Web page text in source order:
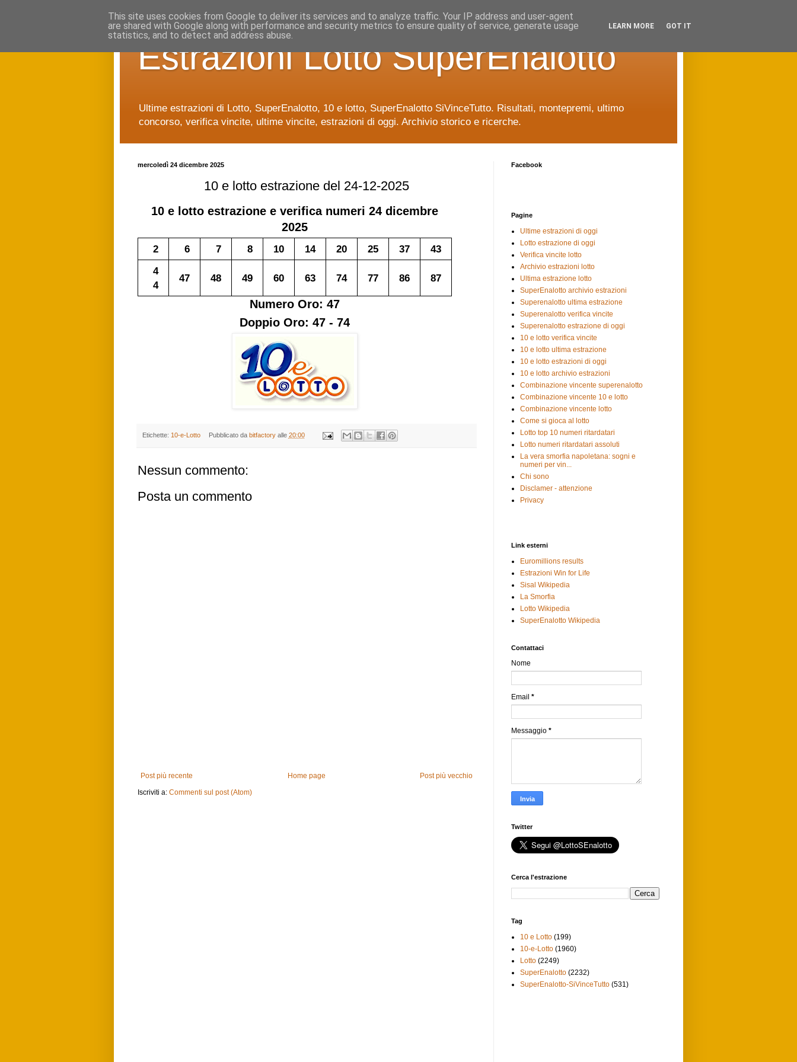
Estrazioni Lotto SuperEnalotto
Ultime estrazioni di Lotto, SuperEnalotto, 10 e lotto, SuperEnalotto SiVinceTutto. Risultati, montepremi, ultimo
concorso, verifica vincite, ultime vincite, estrazioni di oggi. Archivio storico e ricerche.
mercoledì 24 dicembre 2025
10 e lotto estrazione del 24-12-2025
10 e lotto estrazione e verifica numeri 24 dicembre
2025
2 6 7 8 10 14 20 25 37
43
4
4
47 48 49 60 63 74 77 86 87
Numero Oro: 47
Doppio Oro: 47 - 74
Etichette: 10-e-Lotto Pubblicato da bitfactory alle 20:00
Nessun commento:
Posta un commento
Post più recente Post più vecchio
Home page
Iscriviti a: Commenti sul post (Atom)
Facebook
Pagine
Ultime estrazioni di oggi
Lotto estrazione di oggi
Verifica vincite lotto
Archivio estrazioni lotto
Ultima estrazione lotto
SuperEnalotto archivio estrazioni
Superenalotto ultima estrazione
Superenalotto verifica vincite
Superenalotto estrazione di oggi
10 e lotto verifica vincite
10 e lotto ultima estrazione
10 e lotto estrazioni di oggi
10 e lotto archivio estrazioni
Combinazione vincente superenalotto
Combinazione vincente 10 e lotto
Combinazione vincente lotto
Come si gioca al lotto
Lotto top 10 numeri ritardatari
Lotto numeri ritardatari assoluti
La vera smorfia napoletana: sogni e
numeri per vin...
Chi sono
Disclamer - attenzione
Privacy
Link esterni
Euromillions results
Estrazioni Win for Life
Sisal Wikipedia
La Smorfia
Lotto Wikipedia
SuperEnalotto Wikipedia
Contattaci
Nome
Email *
Messaggio *
Twitter
Cerca l'estrazione
Tag
10 e Lotto (199)
10-e-Lotto (1960)
Lotto (2249)
SuperEnalotto (2232)
SuperEnalotto-SiVinceTutto (531)
This site uses cookies from Google to deliver its services and to analyze traffic. Your IP address and user-agent
are shared with Google along with performance and security metrics to ensure quality of service, generate usage
statistics, and to detect and address abuse.
LEARN MORE GOT IT